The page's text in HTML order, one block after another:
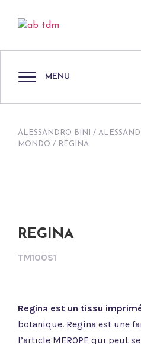
MENU
ALESSANDRO BINI /
MONDO / REGINA
REGINA
TM100S1
Regina est un tissu
botanique. Regina est une
l’article MEROPE qui peut